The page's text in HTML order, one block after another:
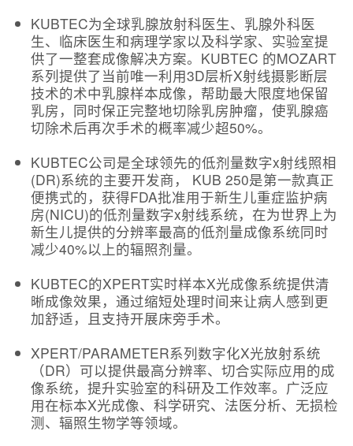
KUBTEC为全球乳腺放射科医生、乳腺外科医
生、临床医生和病理学家以及科学家、实验室提
供了一整套成像解决方案。KUBTEC 的MOZART
系列提供了当前唯一利用3D层析X射线摄影断层
技术的术中乳腺样本成像，帮助最大限度地保留
乳房，同时保正完整地切除乳房肿瘤，使乳腺癌
切除术后再次手术的概率减少超50%。
KUBTEC公司是全球领先的低剂量数字x射线照相
(DR)系统的主要开发商， KUB 250是第一款真正
便携式的，获得FDA批准用于新生儿重症监护病
房(NICU)的低剂量数字x射线系统，在为世界上为
新生儿提供的分辨率最高的低剂量成像系统同时
减少40%以上的辐照剂量。
KUBTEC的XPERT实时样本X光成像系统提供清
晰成像效果，通过缩短处理时间来让病人感到更
加舒适，且支持开展床旁手术。
XPERT/PARAMETER系列数字化X光放射系统
（DR）可以提供最高分辨率、切合实际应用的成
像系统，提升实验室的科研及工作效率。广泛应
用在标本X光成像、科学研究、法医分析、无损检
测、辐照生物学等领域。